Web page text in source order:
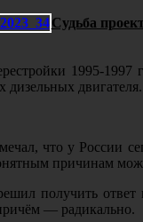
Судьба
1995-
что у
причинам
получить
— радикально.